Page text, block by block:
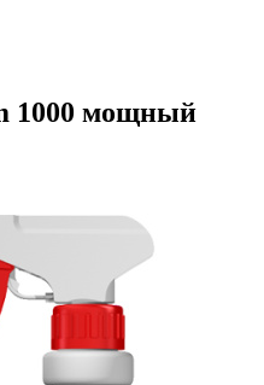
1000 мощный